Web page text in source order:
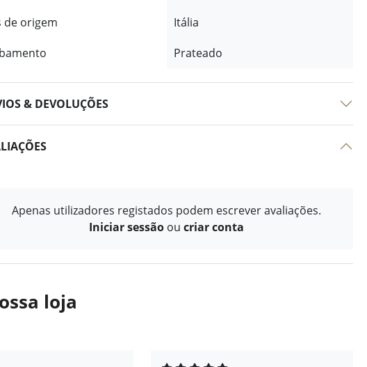
de origem
Itália
Prateado
& DEVOLUÇÕES
Apenas utilizadores registados podem escrever avaliações.
Iniciar sessão ou criar conta
loja